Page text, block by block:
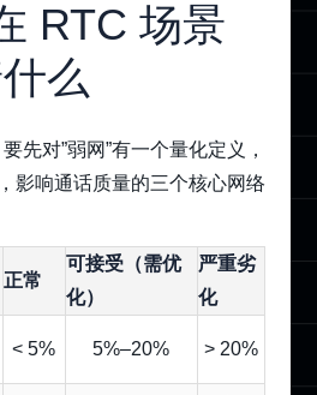
RTC 场景
么
先对”弱网”有一个量化定义，
影响通话质量的三个核心网络
正常
可接受（需优
化）
严重劣
化
< 5% 5%–20% > 20%